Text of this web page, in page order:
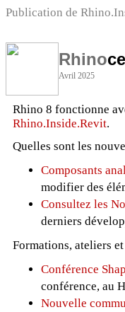
Publication de
Rhino
Avril 2025
Rhino 8 fonctionne
Rhino.Inside.Revit.
Quelles sont les
Composants
modifier des
Consultez les
derniers
Formations, ateliers
Conférence
conférence, au
Nouvelle